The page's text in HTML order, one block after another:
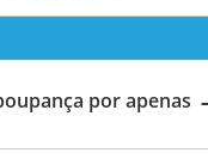
por apenas